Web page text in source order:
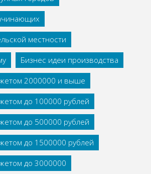
местности
Бизнес идеи производства
2000000 и выше
до 100000 рублей
до 500000 рублей
до 1500000 рублей
до 3000000